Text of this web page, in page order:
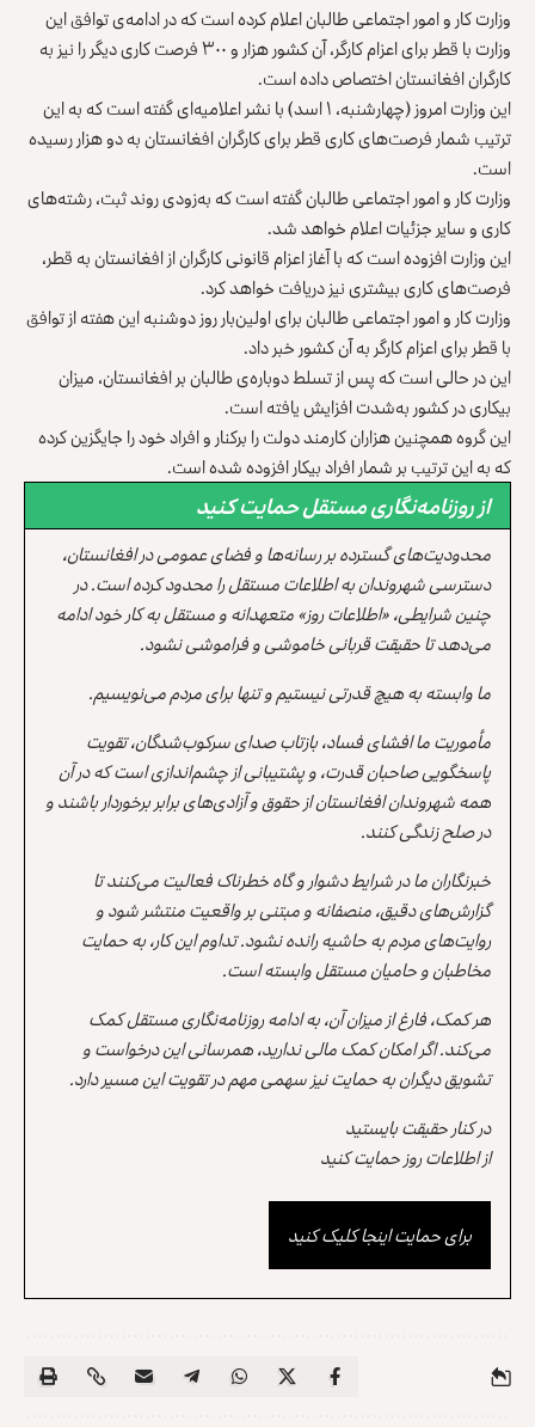
وزارت کار و امور اجتماعی طالبان اعلام کرده است که در ادامه‌ی توافق این
وزارت با قطر برای اعزام کارگر، آن کشور هزار و ۳۰۰ فرصت کاری دیگر را نیز به
کارگران افغانستان اختصاص داده است.
این وزارت امروز (چهارشنبه، ۱ اسد) با نشر اعلامیه‌‌ای گفته است که به این
ترتیب شمار فرصت‌های کاری قطر برای کارگران افغانستان به دو هزار رسیده
است.
وزارت کار و امور اجتماعی طالبان گفته است که به‌زودی روند ثبت، رشته‌های
کاری و سایر جزئیات اعلام خواهد شد.
این وزارت افزوده است که با آغاز اعزام قانونی کارگران از افغانستان به قطر،
فرصت‌های کاری بیشتری نیز دریافت خواهد کرد.
وزارت کار و امور اجتماعی طالبان برای اولین‌بار روز دوشنبه این هفته از توافق
با قطر برای اعزام کارگر به آن کشور خبر داد.
این در حالی است که پس از تسلط دوباره‌ی طالبان بر افغانستان، میزان
بیکاری در کشور به‌شدت افزایش یافته است.
این گروه همچنین هزاران کارمند دولت را برکنار و افراد خود را جایگزین کرده‌
که به این ترتیب بر شمار افراد بیکار افزوده شده است.
از روزنامه‌نگاری مستقل حمایت کنید
محدودیت‌های گسترده بر رسانه‌ها و فضای عمومی در افغانستان،
دسترسی شهروندان به اطلاعات مستقل را محدود کرده است. در
چنین شرایطی، «اطلاعات روز» متعهدانه و مستقل به کار خود ادامه
می‌دهد تا حقیقت قربانی خاموشی و فراموشی نشود.
ما وابسته به هیچ قدرتی نیستیم و تنها برای مردم می‌نویسیم.
مأموریت ما افشای فساد، بازتاب صدای سرکوب‌شدگان، تقویت
پاسخگویی صاحبان قدرت، و پشتیبانی از چشم‌اندازی است که در آن
همه شهروندان افغانستان از حقوق و آزادی‌های برابر برخوردار باشند و
در صلح زندگی کنند.
خبرنگاران ما در شرایط دشوار و گاه خطرناک فعالیت می‌کنند تا
گزارش‌های دقیق، منصفانه و مبتنی بر واقعیت منتشر شود و
روایت‌های مردم به حاشیه رانده نشود. تداوم این کار، به حمایت
مخاطبان و حامیان مستقل وابسته است.
هر کمک، فارغ از میزان آن، به ادامه روزنامه‌نگاری مستقل کمک
می‌کند. اگر امکان کمک مالی ندارید، همرسانی این درخواست و
تشویق دیگران به حمایت نیز سهمی مهم در تقویت این مسیر دارد.
در کنار حقیقت بایستید
از اطلاعات روز حمایت کنید
برای حمایت اینجا کلیک کنید